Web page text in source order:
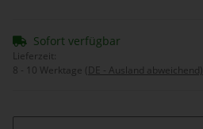
Sofort verfügbar
Lieferzeit:
8 - 10 Werktage (DE - Ausland abweichend)